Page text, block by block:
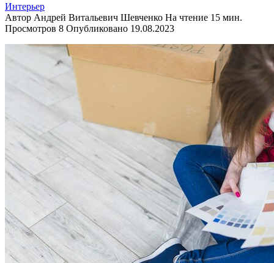
Интерьер
Автор Андрей Витальевич Шевченко На чтение 15 мин.
Просмотров 8 Опубликовано 19.08.2023